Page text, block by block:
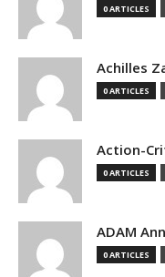
0 ARTICLES
Achilles
0 ARTICLES
Action-
0 ARTICLES
ADAM
0 ARTICLES